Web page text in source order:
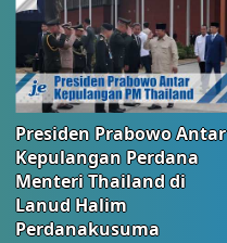
Presiden Prabowo Antar
Kepulangan Perdana
Menteri Thailand di
Lanud Halim
Perdanakusuma